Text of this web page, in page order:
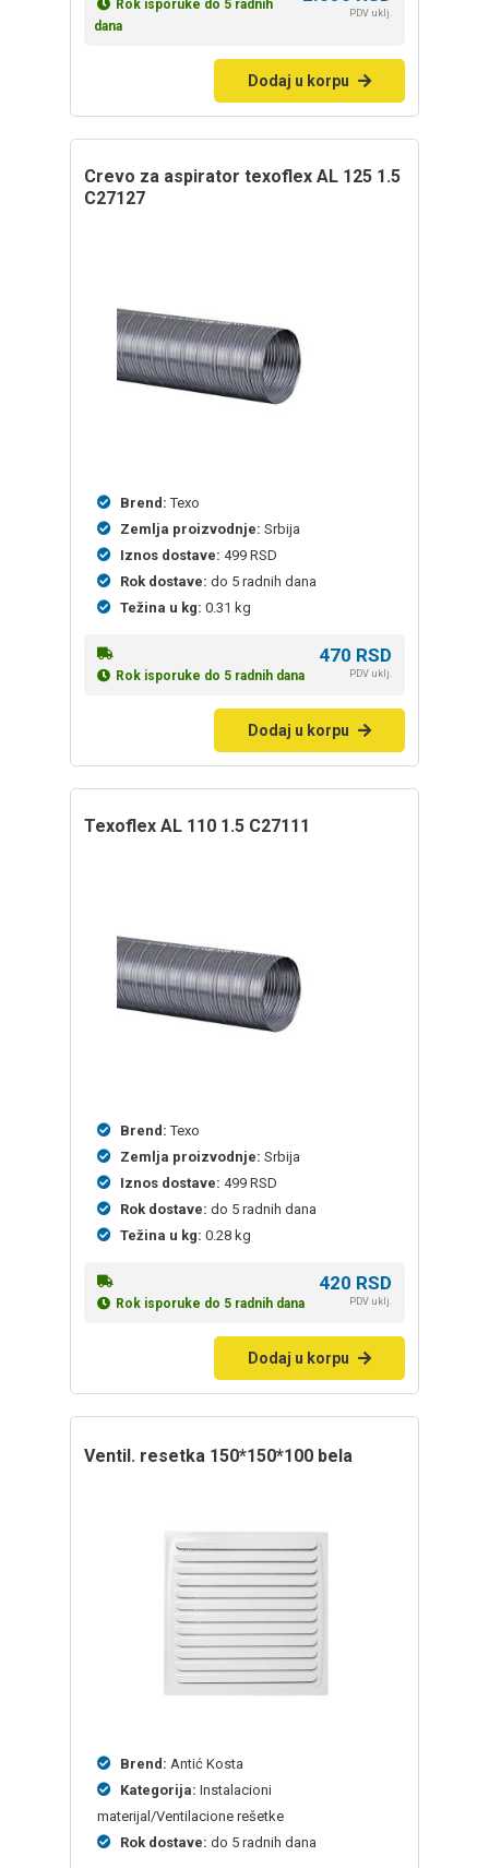
Rok isporuke do 5 radnih
dana
PDV uklj.
Dodaj u korpu
Crevo za aspirator texoflex AL 125 1.5
C27127
Brend: Texo
Zemlja proizvodnje: Srbija
Iznos dostave: 499 RSD
Rok dostave: do 5 radnih dana
Težina u kg: 0.31 kg
Rok isporuke do 5 radnih dana
470 RSD
PDV uklj.
Dodaj u korpu
texoflex AL 110 1.5 C27111
Brend: Texo
Zemlja proizvodnje: Srbija
Iznos dostave: 499 RSD
Rok dostave: do 5 radnih dana
Težina u kg: 0.28 kg
Rok isporuke do 5 radnih dana
420 RSD
PDV uklj.
Dodaj u korpu
ventil. resetka 150*150*100 bela
Brend: Antić Kosta
Kategorija: Instalacioni
materijal/Ventilacione rešetke
Rok dostave: do 5 radnih dana